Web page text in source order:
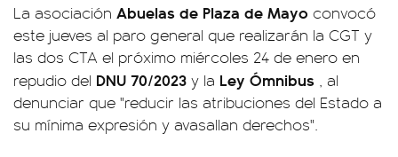
La asociación Abuelas de Plaza de Mayo convocó
este jueves al paro general que realizarán la CGT y
las dos CTA el próximo miércoles 24 de enero en
repudio del DNU 70/2023 y la Ley Ómnibus , al
denunciar que "reducir las atribuciones del Estado a
su mínima expresión y avasallan derechos".